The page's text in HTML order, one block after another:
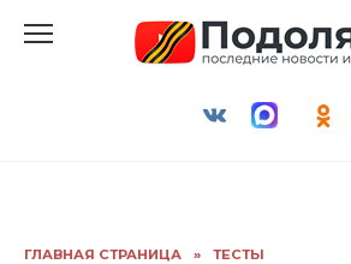
ГЛАВНАЯ СТРАНИЦА » ТЕСТЫ